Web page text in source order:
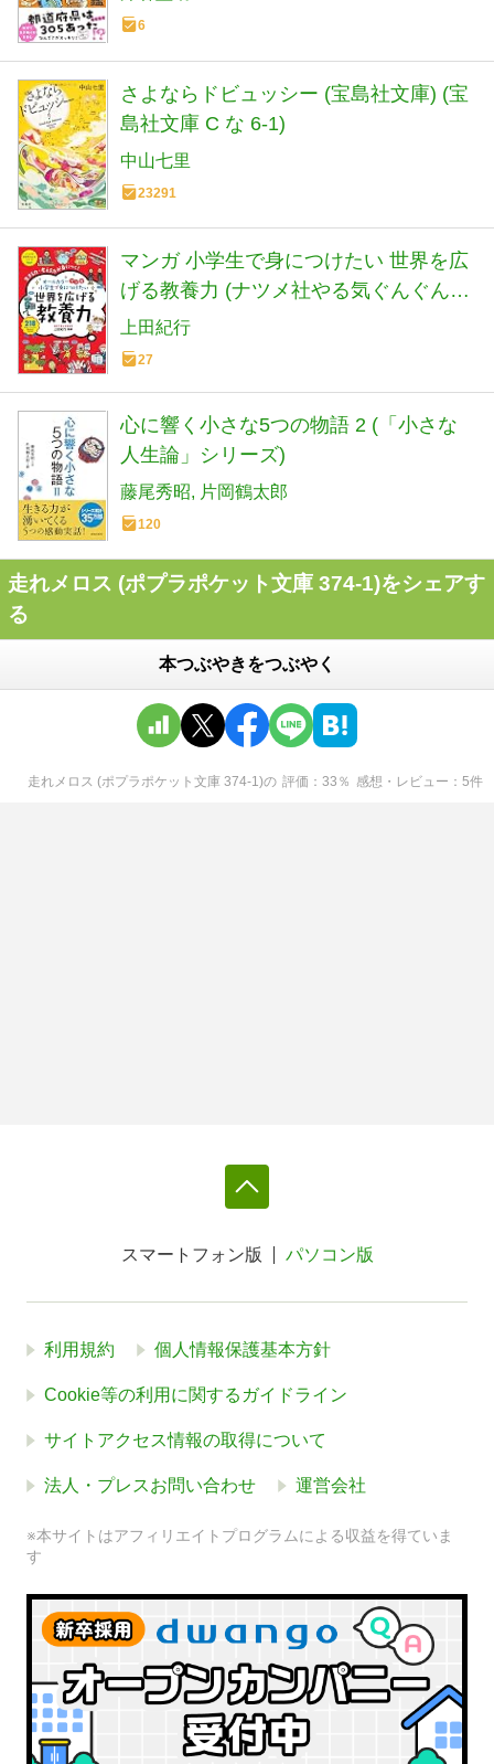
（TAC出版） (こどものナゾトクシリー
6
さよならドビュッシー (宝島社文庫) (宝
島社文庫 C な 6-1)
中山七里
23291
マンガ 小学生で身につけたい 世界を広
げる教養力 (ナツメ社やる気ぐんぐんシ
リーズ)
上田紀行
27
心に響く小さな5つの物語 2 (「小さな
人生論」シリーズ)
藤尾秀昭 片岡鶴太郎
120
走れメロス (ポプラポケット文庫 374-1)をシェアす
る
本つぶやきをつぶやく
走れメロス (ポプラポケット文庫 374-1)の 評価 33 ％ 感想・レビュー 5件
スマートフォン版 パソコン版
利用規約 個人情報保護基本方針
Cookie等の利用に関するガイドライン
サイトアクセス情報の取得について
法人・プレスお問い合わせ 運営会社
※本サイトはアフィリエイトプログラムによる収益を得ていま
す